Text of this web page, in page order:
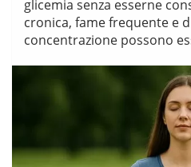
glicemia senza esserne
cronica, fame frequente e
concentrazione possono